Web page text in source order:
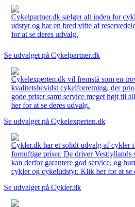
Cykelpartner.dk sælger alt inden for
udstyr og har en bred vifte af
for at se deres udvalg.
Se udvalget på Cykelpartner.dk
Cykelexperten.dk vil fremstå som en
kvalitetsbevidst cykelforretning, der
gode priser samt service meget højt til
her for at se deres udvalg.
Se udvalget på Cykelexperten.dk
Cykler.dk har et solidt udvalg af cykler
fornuftige priser. De driver Vestjyllands
kan derfor garantere god service, og
cykler og cykeludstyr. Klik her for at se
Se udvalget på Cykler.dk